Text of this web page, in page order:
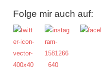
Folge mir auch auf: